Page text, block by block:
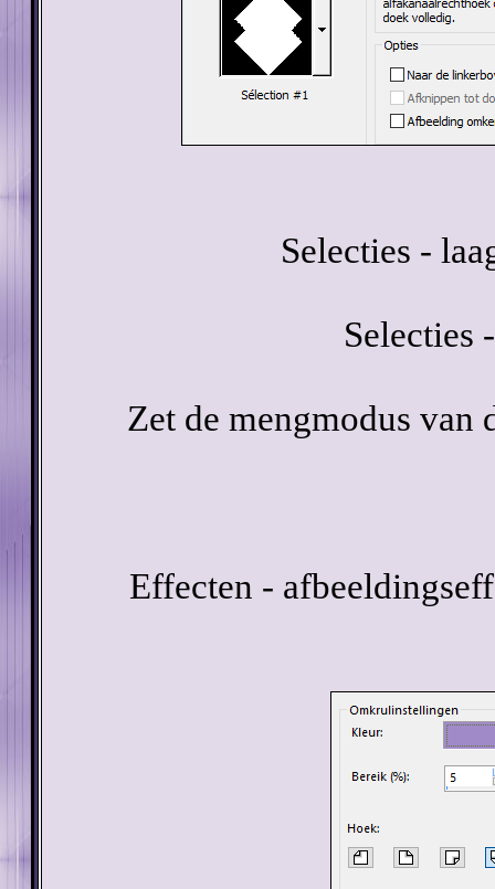
Selecties -
Selecties
Zet de mengmodus van
Effecten -